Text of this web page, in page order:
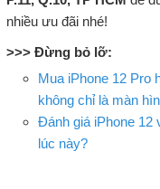
nhiều ưu đãi nhé!
>>> Đừng bỏ lỡ:
Mua iPhone 12 Pro
không chỉ là màn
Đánh giá iPhone 12
lúc này?